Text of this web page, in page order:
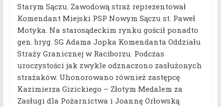
Starym Sączu. Zawodową straż reprezentował
Komendant Miejski PSP Nowym Sączu st. Paweł
Motyka. Na starosądeckim rynku gościł ponadto
gen. bryg. SG Adama Jopka Komendanta Oddziału
Straży Granicznej w Raciborzu. Podczas
uroczystości jak zwykle odznaczono zasłużonych
strażaków. Uhonorowano również zastępcę
Kazimierza Gizickiego – Złotym Medalem za
Zasługi dla Pożarnictwa i Joannę Orłowską